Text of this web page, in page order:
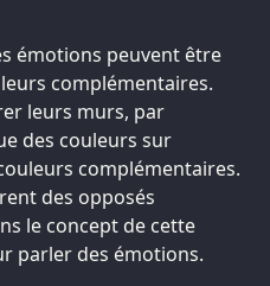
émotions peuvent être
complémentaires.
leurs murs, par
des couleurs sur
complémentaires.
des opposés
le concept de cette
parler des émotions.